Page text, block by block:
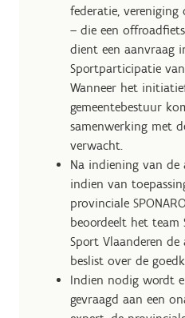
federatie, vereniging
– die een
dient een aanvraag
Sportparticipatie
Wanneer het
gemeentebestuur
samenwerking met
verwacht.
Na indiening van de
indien van
provinciale
beoordeelt het team
Sport Vlaanderen
beslist over de
Indien nodig wordt
gevraagd aan een